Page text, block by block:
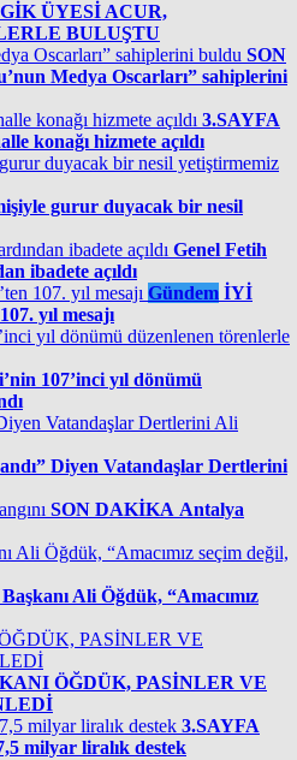
ÜYESİ ACUR,
BULUŞTU
SON
Medya Oscarları” sahiplerini
3.SAYFA
konağı hizmete açıldı
gurur duyacak bir nesil
Genel Fetih
ibadete açıldı
Gündem İYİ
yıl mesajı
107’inci yıl dönümü
Diyen Vatandaşlar Dertlerini
SON DAKİKA Antalya
Ali Öğdük, “Amacımız
ÖĞDÜK, PASİNLER VE
3.SAYFA
milyar liralık destek